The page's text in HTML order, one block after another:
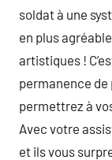
soldat à une
en plus
artistiques !
permanence de
permettrez à
Avec votre
et ils vous